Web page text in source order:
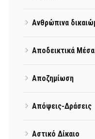
Ανθρώπινα
Αποδεικτικά Μέσα
Αποζημίωση
Απόψεις-Δράσεις
Αστικό Δίκαιο